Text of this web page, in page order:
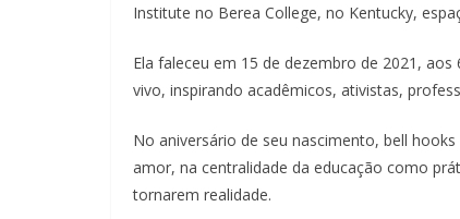
Institute no Berea College, no Kentucky,
Ela faleceu em 15 de dezembro de 2021,
vivo, inspirando acadêmicos, ativistas,
No aniversário de seu nascimento, bell
amor, na centralidade da educação como
tornarem realidade.